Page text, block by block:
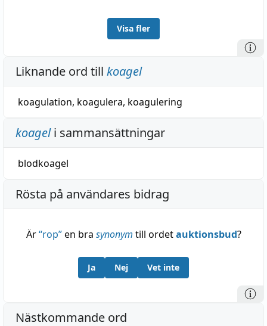
Visa fler
Liknande ord till koagel
koagulation, koagulera, koagulering
koageli sammansättningar
blodkoagel
Rösta på användares bidrag
Är“rop”en bra synonym till ordetauktionsbud?
Ja Nej Vet inte
Nästkommande ord